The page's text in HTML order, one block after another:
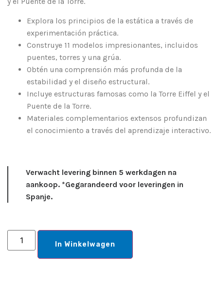
Explora los principios de la estática a través de
experimentación práctica.
Construye 11 modelos impresionantes, incluidos
puentes, torres y una grúa.
Obtén una comprensión más profunda de la
estabilidad y el diseño estructural.
Incluye estructuras famosas como la Torre Eiffel y el
Puente de la Torre.
Materiales complementarios extensos profundizan
el conocimiento a través del aprendizaje interactivo.
Verwacht levering binnen 5 werkdagen na
aankoop. *Gegarandeerd voor leveringen in
Spanje.
In Winkelwagen